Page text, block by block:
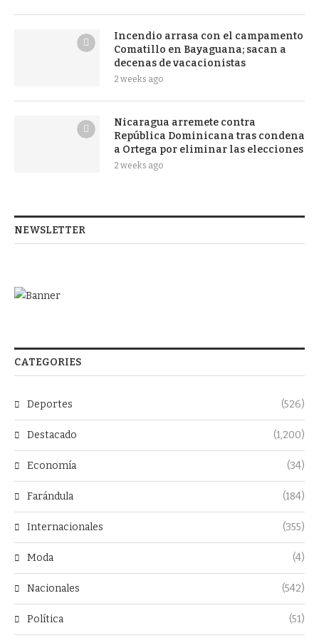
Incendio arrasa con el campamento
Comatillo en Bayaguana; sacan a
decenas de vacacionistas
2 weeks ago
Nicaragua arremete contra
República Dominicana tras condena
a Ortega por eliminar las elecciones
2 weeks ago
NEWSLETTER
CATEGORIES
Deportes (526)
Destacado (1,200)
Economía (34)
Farándula (184)
Internacionales (355)
Moda (4)
Nacionales (542)
Política (51)